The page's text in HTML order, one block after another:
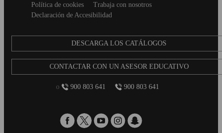
Política de cookies
Trabaja con nosotros
Declaración de Accesibilidad
DESCARGA LOS CATÁLOGOS
CONTACTAR CON UN ASESOR EDUCATIVO
o 900 803 641 900 803 641